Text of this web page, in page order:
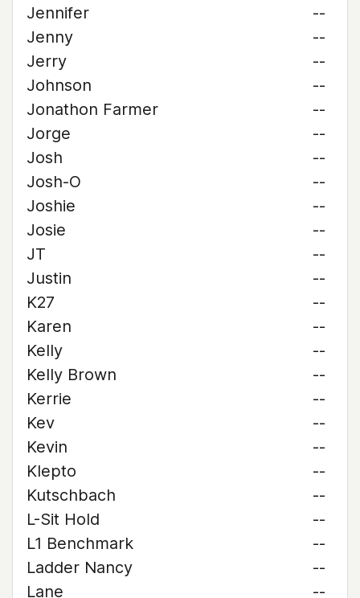
Jennifer
--
Jenny
--
Jerry
--
Johnson
--
Jonathon Farmer
--
Jorge
--
Josh
--
Josh-O
--
Joshie
--
Josie
--
JT
--
Justin
--
K27
--
Karen
--
Kelly
--
Kelly Brown
--
Kerrie
--
Kev
--
Kevin
--
Klepto
--
Kutschbach
--
L-Sit Hold
--
L1 Benchmark
--
Ladder Nancy
--
Lane
--